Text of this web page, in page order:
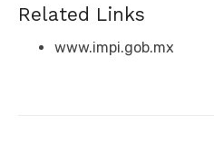
Related Links
www.impi.gob.mx